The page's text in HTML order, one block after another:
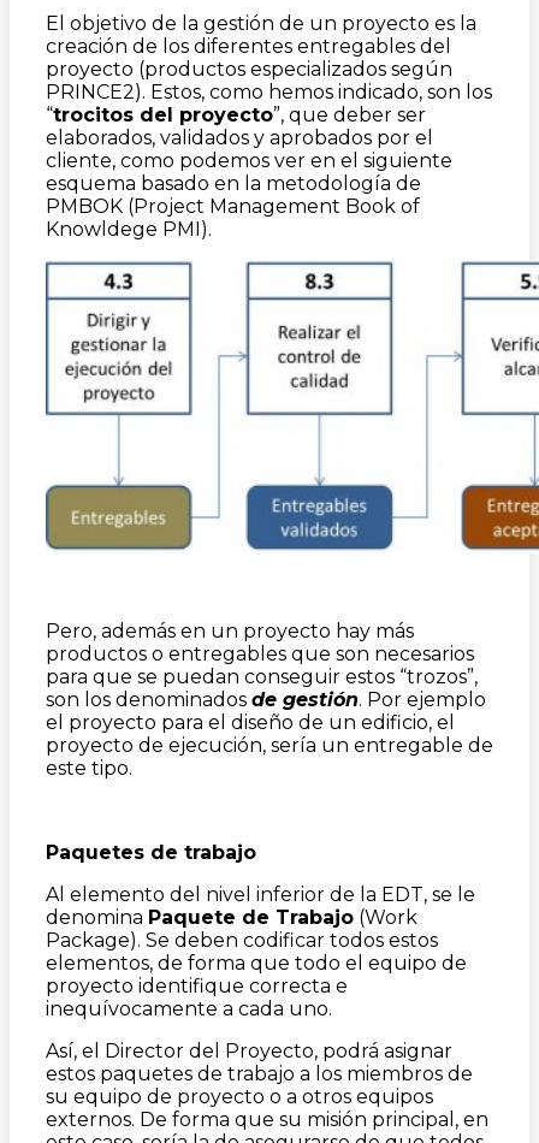
El objetivo de la gestión de un proyecto es la
creación de los diferentes entregables del
proyecto (productos especializados según
PRINCE2). Estos, como hemos indicado, son los
“trocitos del proyecto”, que deber ser
elaborados, validados y aprobados por el
cliente, como podemos ver en el siguiente
esquema basado en la metodología de
PMBOK (Project Management Book of
Knowldege PMI).
Pero, además en un proyecto hay más
productos o entregables que son necesarios
para que se puedan conseguir estos “trozos”,
son los denominados de gestión. Por ejemplo
el proyecto para el diseño de un edificio, el
proyecto de ejecución, sería un entregable de
este tipo.
Paquetes de trabajo
Al elemento del nivel inferior de la EDT, se le
denomina Paquete de Trabajo (Work
Package). Se deben codificar todos estos
elementos, de forma que todo el equipo de
proyecto identifique correcta e
inequívocamente a cada uno.
Así, el Director del Proyecto, podrá asignar
estos paquetes de trabajo a los miembros de
su equipo de proyecto o a otros equipos
externos. De forma que su misión principal, en